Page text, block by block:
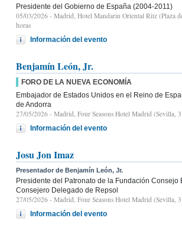
Presidente del Gobierno de España (2004-2011)
05/03/2026 - Madrid, Hotel Mandarin Oriental Ritz (Plaza
horas
Información del evento
Benjamín León, Jr.
FORO DE LA NUEVA ECONOMÍA
Embajador de Estados Unidos en el Reino de
de Andorra
27/05/2026 - Madrid, Four Seasons Hotel Madrid (Sevilla,
Información del evento
Josu Jon Imaz
Presentador de Benjamín León, Jr.
Presidente del Patronato de la Fundación Consejo
Consejero Delegado de Repsol
27/05/2026 - Madrid, Four Seasons Hotel Madrid (Sevilla,
Información del evento